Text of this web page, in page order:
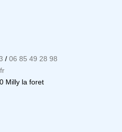
/ 06 85 49 28 98
Milly la foret